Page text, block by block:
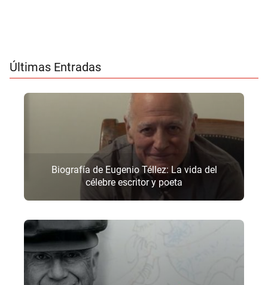
Últimas Entradas
Biografía de Eugenio Téllez: La vida del
célebre escritor y poeta